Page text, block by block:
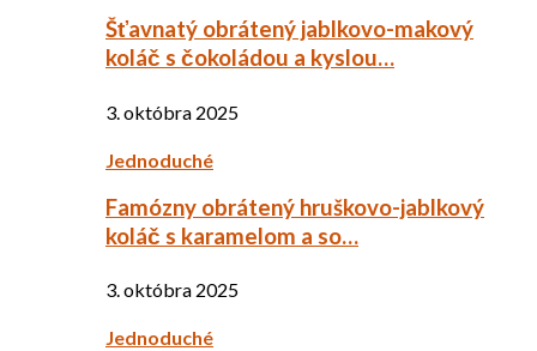
Šťavnatý obrátený jablkovo-makový
koláč s čokoládou a kyslou…
3. októbra 2025
Jednoduché
Famózny obrátený hruškovo-jablkový
koláč s karamelom a so…
3. októbra 2025
Jednoduché